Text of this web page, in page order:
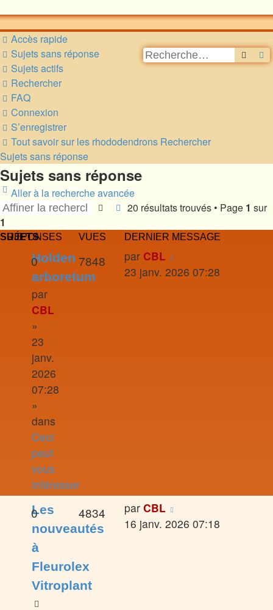
Accès rapide
Sujets sans réponse
Sujets actifs
Rechercher
FAQ
Connexion
S’enregistrer
Tout savoir sur les rhododendrons Rechercher
Sujets sans réponse
Sujets sans réponse
Aller à la recherche avancée
RechercherRecherche avancée
20 résultats trouvés • Page 1 sur
1
SUJETS
RÉPONSES VUES DERNIER MESSAGE
Holden
arboretum
par
CBL
»
23
janv.
2026
07:28
»
dans
Ceci
peut
vous
intéresser
0 7848 par CBL
23 janv. 2026 07:28
Les
nouveautés
à
Fleurolex
Vitroplant
0 4834 par CBL
16 janv. 2026 07:18